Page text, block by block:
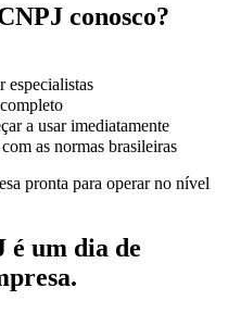
conosco?
especialistas
a usar imediatamente
as normas brasileiras
pronta para operar no nível
é um dia de